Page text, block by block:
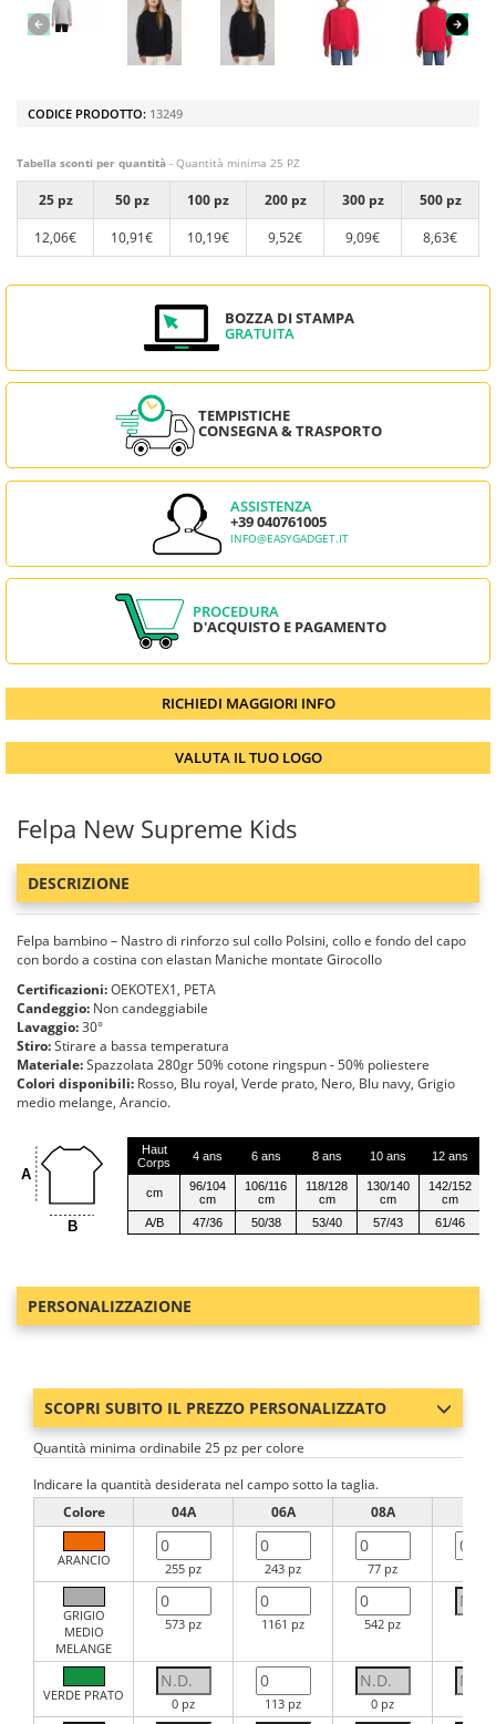
CODICE PRODOTTO: 13249
Tabella sconti per quantità - Quantità minima 25 PZ
25 pz 50 pz 100 pz 200 pz 300 pz
500 pz
12,06€
10,91€ 10,19€ 9,52€ 9,09€ 8,63€
BOZZA DI STAMPA
GRATUITA
TEMPISTICHE
CONSEGNA & TRASPORTO
ASSISTENZA
+39 040761005
INFO@EASYGADGET.IT
PROCEDURA
D'ACQUISTO E PAGAMENTO
RICHIEDI MAGGIORI INFO
VALUTA IL TUO LOGO
Felpa New Supreme Kids
DESCRIZIONE
Felpa bambino – Nastro di rinforzo sul collo Polsini, collo e fondo del capo
con bordo a costina con elastan Maniche montate Girocollo
Certificazioni:OEKOTEX1, PETA
Candeggio: Non candeggiabile
Lavaggio:30°
Stiro:Stirare a bassa temperatura
Materiale:Spazzolata 280gr 50% cotone ringspun - 50% poliestere
Colori disponibili: Rosso, Blu royal, Verde prato, Nero, Blu navy, Grigio
medio melange, Arancio.
A
B
Haut
Corps
4 ans 6 ans 8 ans 10 ans 12 ans
cm
96/104
cm
106/116
cm
118/128
cm
130/140
cm
142/152
cm
A/B
47/36 50/38 53/40 57/43 61/46
PERSONALIZZAZIONE
SCOPRI SUBITO IL PREZZO PERSONALIZZATO
Quantità minima ordinabile 25 pz per colore
Indicare la quantità desiderata nel campo sotto la taglia.
Colore
04A 06A 08A
ARANCIO
255 pz 243 pz 77 pz
GRIGIO
MEDIO
MELANGE
573 pz 1161 pz 542 pz
VERDE PRATO
0 pz 113 pz 0 pz